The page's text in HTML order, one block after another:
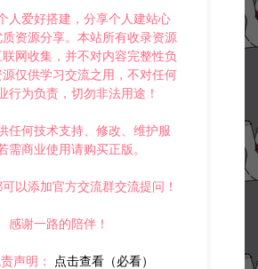
人爱好搭建，分享个人建站心
资源分享。本站所有收录资源
网收集，并不对内容完整性负
仅供学习交流之用，不对任何
行为负责，切勿非法用途！
任何技术支持、修改、维护服
需商业使用请购买正版。
以添加官方交流群交流提问！
感谢一路的陪伴！
声明： 点击查看（必看）